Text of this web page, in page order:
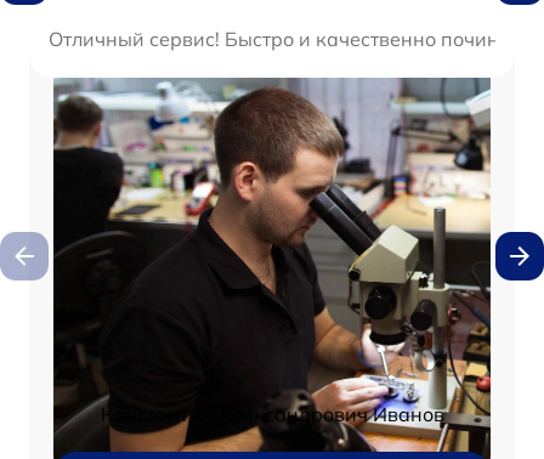
Отличный сервис! Быстро и качественно
Константин Александрович Иванов